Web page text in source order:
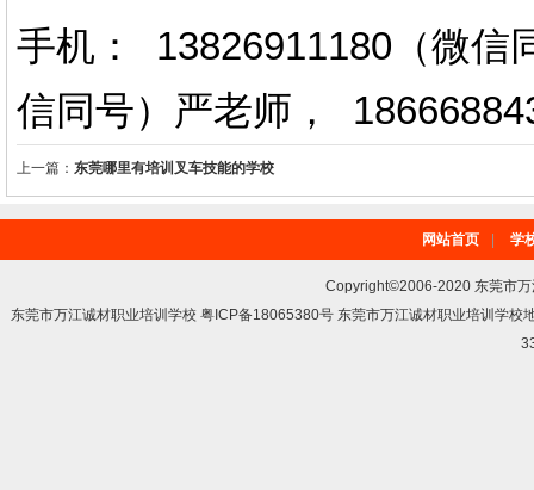
手机： 13826911180（微信
信同号）严老师 ，
上一篇： 东莞哪里有培训叉车技能的学校
网站首页 学
Copyright©2006-2020 东莞市
东莞市万江诚材职业培训学校 粤ICP备18065380号 东莞市万江诚材职业培训学